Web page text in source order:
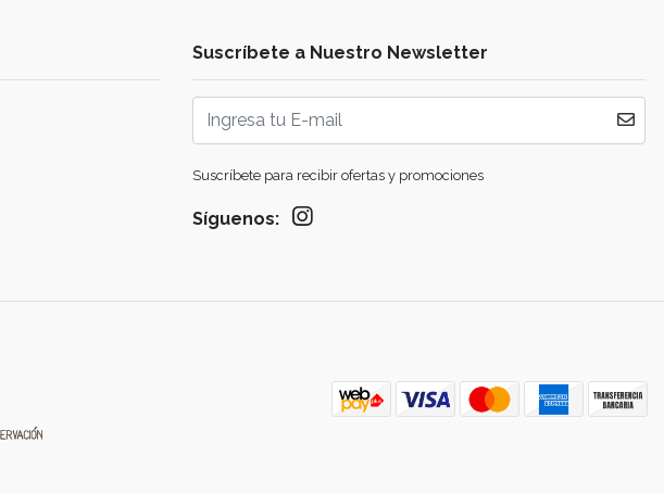
Suscríbete a Nuestro Newsletter
Suscríbete para recibir ofertas y promociones
Síguenos: